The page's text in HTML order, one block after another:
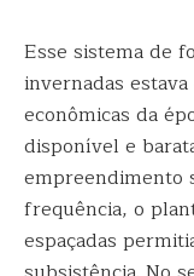
Esse sistema de
invernadas
econômicas da
disponível e
empreendimento
frequência, o
espaçadas